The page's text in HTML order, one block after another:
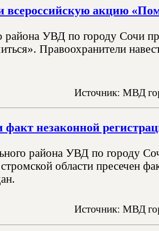
всероссийскую акцию
района УВД по городу Сочи
Правоохранители
Источник: МВД
незаконной
района УВД по городу
области пресечен
Источник: МВД